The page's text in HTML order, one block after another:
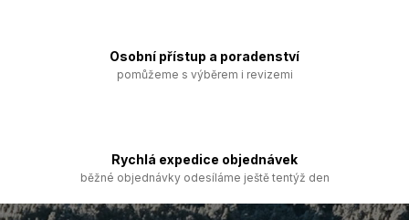
k
y
s
u
Osobní přístup a poradenství
pomůžeme s výběrem i revizemi
Rychlá expedice objednávek
běžné objednávky odesíláme ještě tentýž den
Z